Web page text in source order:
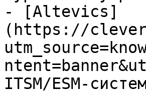
- [Altevics]
(https://
ITSM/ESM-